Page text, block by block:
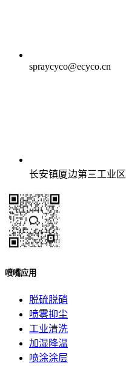
spraycyco@ecyco.cn
长安镇厦边第三工业区
喷嘴应用
脱硫脱硝
喷雾抑尘
工业清洗
加湿降温
喷涂涂层